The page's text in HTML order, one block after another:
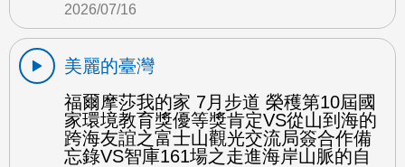
2026/07/16
美麗的臺灣
福爾摩莎我的家 7月步道 榮穫第10屆國
家環境教育獎優等獎肯定VS從山到海的
跨海友誼之富士山觀光交流局簽合作備
忘錄VS智庫161場之走進海岸山脈的自